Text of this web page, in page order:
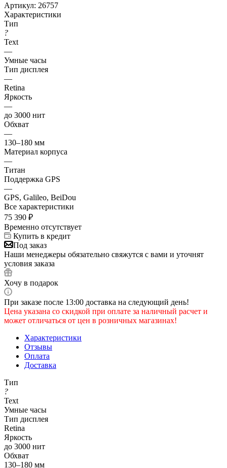
Артикул: 26757
Характеристики
Тип
?
Text
—
Умные часы
Тип дисплея
—
Retina
Яркость
—
до 3000 нит
Обхват
—
130–180 мм
Материал корпуса
—
Титан
Поддержка GPS
—
GPS, Galileo, BeiDou
Все характеристики
75 390 ₽
Временно отсутствует
Купить в кредит
Под заказ
Наши менеджеры обязательно свяжутся с вами и уточнят
условия заказа
Хочу в подарок
При заказе после 13:00 доставка на следующий день!
Цена указана со скидкой при оплате за наличный расчет и
может отличаться от цен в розничных магазинах!
Характеристики
Отзывы
Оплата
Доставка
Тип
?
Text
Умные часы
Тип дисплея
Retina
Яркость
до 3000 нит
Обхват
130–180 мм